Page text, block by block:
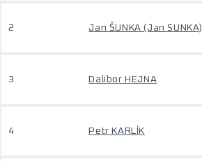
2 Jan ŠUNKA (Jan SUNKA)
3 Dalibor HEJNA
4 Petr KARLÍK